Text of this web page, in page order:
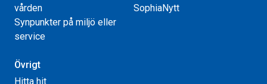
vården
Synpunkter på miljö eller
service
SophiaNytt
Övrigt
Hitta hit